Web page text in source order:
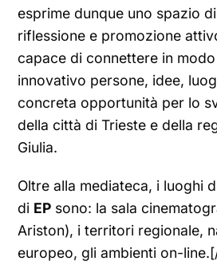
esprime dunque uno spazio
riflessione e promozione
capace di connettere in
innovativo persone, idee,
concreta opportunità per lo
della città di Trieste e della
Giulia.
Oltre alla mediateca, i luoghi
di EP sono: la sala
Ariston), i territori regionale,
europeo, gli ambienti on-